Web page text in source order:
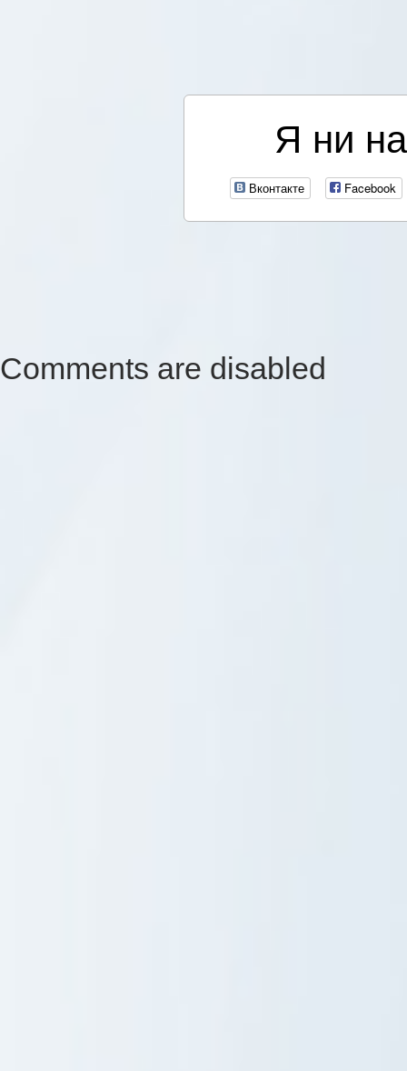
Я ни
Вконтакте Facebook
Comments are disabled